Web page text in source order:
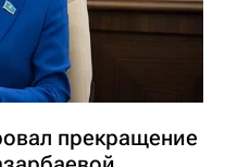
прекращение